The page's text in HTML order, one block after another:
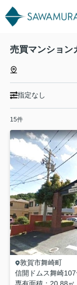
売買マンション
指定なし
15件
敦賀市舞崎町
信開ドムス舞崎107